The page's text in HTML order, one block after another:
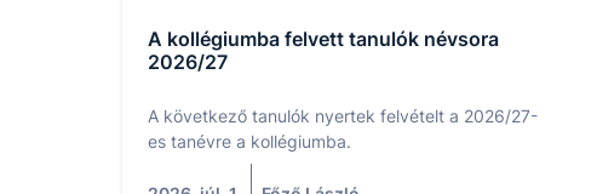
A kollégiumba felvett tanulók névsora
2026/27
A következő tanulók nyertek felvételt a 2026/27-
es tanévre a kollégiumba.